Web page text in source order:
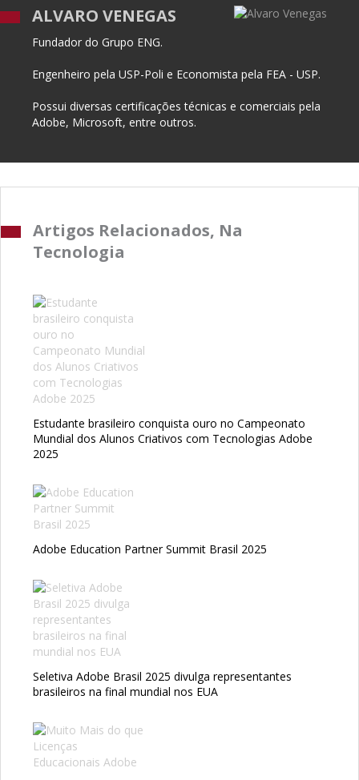
ALVARO VENEGAS
Fundador do Grupo ENG.
Engenheiro pela USP-Poli e Economista pela FEA - USP.
Possui diversas certificações técnicas e comerciais pela
Adobe, Microsoft, entre outros.
Artigos Relacionados, Na
Tecnologia
Estudante brasileiro conquista ouro no Campeonato
Mundial dos Alunos Criativos com Tecnologias Adobe
2025
Adobe Education Partner Summit Brasil 2025
Seletiva Adobe Brasil 2025 divulga representantes
brasileiros na final mundial nos EUA